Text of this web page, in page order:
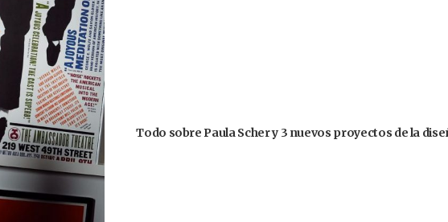
Todo sobre Paula Scher y 3 nuevos proyectos de la